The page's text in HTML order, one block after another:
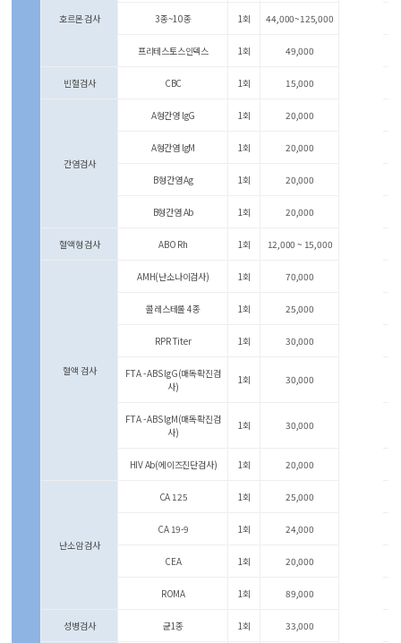
호르몬 검사 3종~10종 1회 44,000~125,000
프리테스토스인덱스 1회 49,000
빈혈검사 CBC 1회 15,000
간염검사
A형간영 lgG 1회 20,000
A형간염 lgM 1회 20,000
B형간염 Ag 1회 20,000
B형간염 Ab 1회 20,000
혈액형 검사 ABO Rh 1회 12,000 ~ 15,000
혈액 검사
AMH(난소나이검사) 1회 70,000
콜레스테롤 4종 1회 25,000
RPR Titer 1회 30,000
FTA - ABS lgG(매독확진검
사)
1회 30,000
FTA - ABS lgM(매독확진검
사)
1회 30,000
HIV Ab(에이즈진단검사) 1회 20,000
난소암 검사
CA 125 1회 25,000
CA 19-9 1회 24,000
CEA 1회 20,000
ROMA 1회 89,000
성병검사 균1종 1회 33,000